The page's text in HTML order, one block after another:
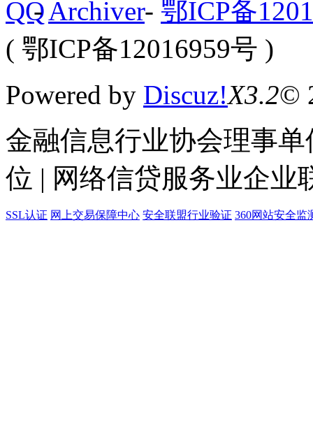
- Archiver- 鄂ICP备
( 鄂ICP备12016959号 )
Powered by Discuz!X3.2©
金融信息行业协会理事
位 | 网络信贷服务业企业
SSL认证 网上交易保障中心 安全联盟行业验证 360网站安全监